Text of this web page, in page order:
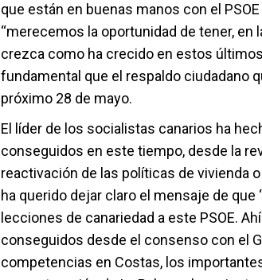
que están en buenas manos con el
“merecemos la oportunidad de tener, en
crezca como ha crecido en estos
fundamental que el respaldo ciudadano
próximo 28 de mayo.
El líder de los socialistas canarios ha
conseguidos en este tiempo, desde la
reactivación de las políticas de vivienda
ha querido dejar claro el mensaje de que
lecciones de canariedad a este PSOE.
conseguidos desde el consenso con el
competencias en Costas, los